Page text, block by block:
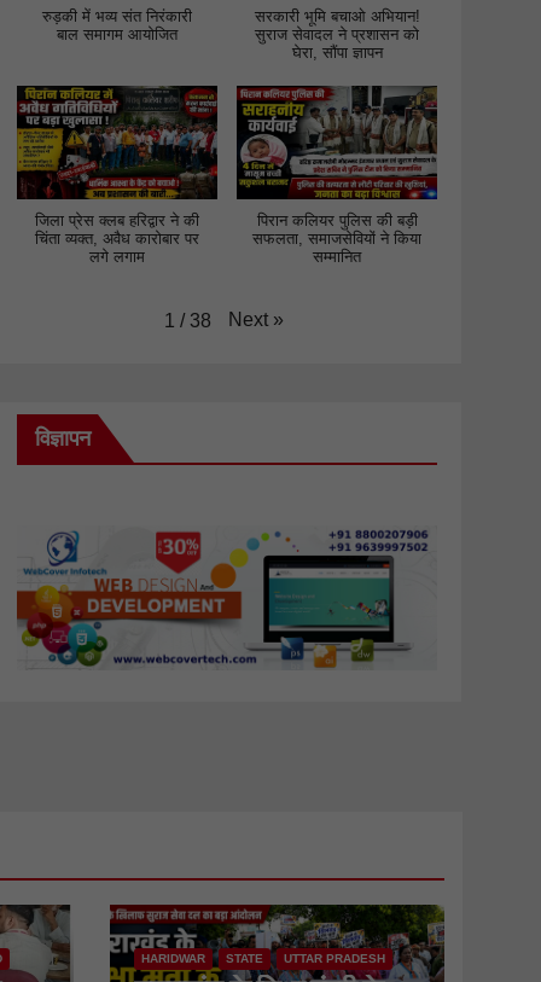
रुड़की में भव्य संत निरंकारी
बाल समागम आयोजित
सरकारी भूमि बचाओ अभियान!
सुराज सेवादल ने प्रशासन को
घेरा, सौंपा ज्ञापन
जिला प्रेस क्लब हरिद्वार ने की
चिंता व्यक्त, अवैध कारोबार पर
लगे लगाम
पिरान कलियर पुलिस की बड़ी
सफलता, समाजसेवियों ने किया
सम्मानित
1 / 38 Next »
विज्ञापन
HARIDWAR STATE UTTAR PRADESH